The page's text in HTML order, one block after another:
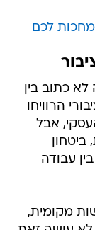
לכם
כתוב בין
הרוויחו
אבל
ביטחון
עבודה
מקומית,